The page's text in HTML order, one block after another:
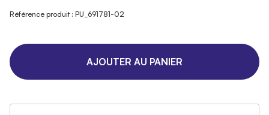
Référence produit : PU_691781-02
AJOUTER AU PANIER